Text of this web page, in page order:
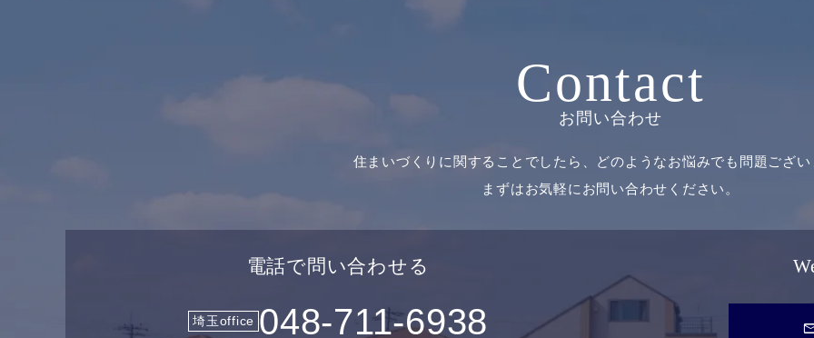
Contact
お問い合わせ
住まいづくりに関することでしたら、どのようなお悩みでも問題ござ
まずはお気軽にお問い合わせください。
電話で問い合わせる
埼玉office 048-711-6938